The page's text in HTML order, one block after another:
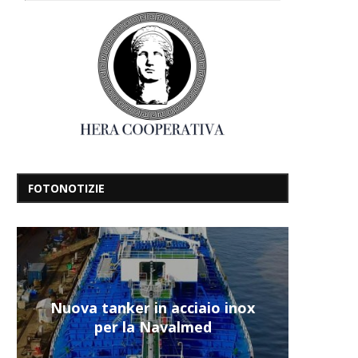
FOTONOTIZIE
Nuova tanker in acciaio inox
per la Navalmed